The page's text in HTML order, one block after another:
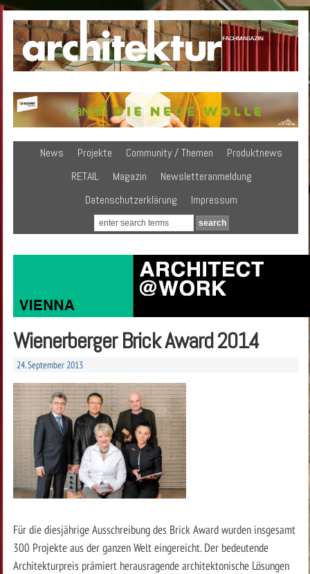
News Projekte Community / Themen
Produktnews
RETAIL
Magazin
Newsletteranmeldung
Datenschutzerklärung
Impressum
Wienerberger Brick Award 2014
24. September 2013
Für die diesjährige Ausschreibung des Brick Award wurden insgesamt
300 Projekte aus der ganzen Welt eingereicht. Der bedeutende
Architekturpreis prämiert herausragende architektonische Lösungen